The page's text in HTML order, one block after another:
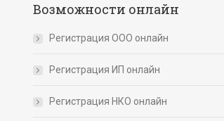
Возможности онлайн
Регистрация ООО онлайн
Регистрация ИП онлайн
Регистрация НКО онлайн